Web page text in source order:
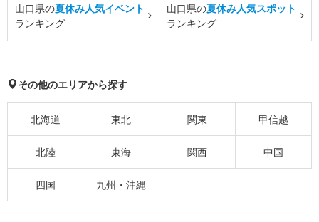
山口県の夏休み人気イベント
ランキング
山口県の夏休み人気スポット
ランキング
その他のエリアから探す
北海道 東北 関東 甲信越
北陸 東海 関西 中国
四国 九州・沖縄